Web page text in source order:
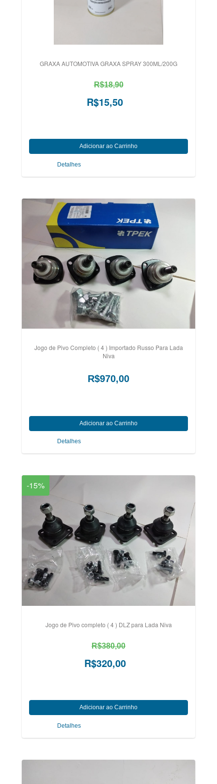
GRAXA AUTOMOTIVA GRAXA SPRAY 300ML/200G
R$18,90
R$15,50
Detalhes
Jogo de Pivo Completo ( 4 ) Importado Russo Para Lada
Niva
R$970,00
Detalhes
-15%
Jogo de Pivo completo ( 4 ) DLZ para Lada Niva
R$380,00
R$320,00
Detalhes